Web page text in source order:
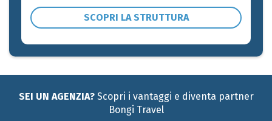
SCOPRI LA STRUTTURA
SEI UN AGENZIA?Scopri i vantaggi e diventa partner
Bongi Travel